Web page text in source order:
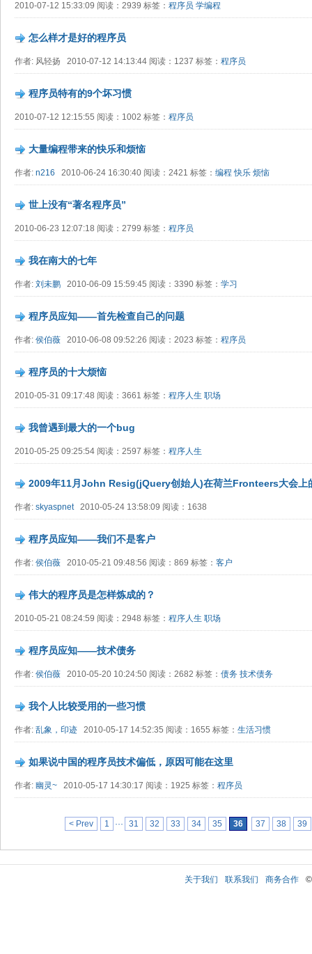
2010-07-12 15:33:09 阅读：2939 标签： 程序员 学编程
怎么样才是好的程序员
作者: 风轻扬 2010-07-12 14:13:44 阅读：1237 标签： 程序员
程序员特有的9个坏习惯
2010-07-12 12:15:55 阅读：1002 标签： 程序员
大量编程带来的快乐和烦恼
作者: n216 2010-06-24 16:30:40 阅读：2421 标签： 编程 快乐 烦恼
世上没有“著名程序员”
2010-06-23 12:07:18 阅读：2799 标签： 程序员
我在南大的七年
作者: 刘未鹏 2010-06-09 15:59:45 阅读：3390 标签： 学习
程序员应知——首先检查自己的问题
作者: 侯伯薇 2010-06-08 09:52:26 阅读：2023 标签： 程序员
程序员的十大烦恼
2010-05-31 09:17:48 阅读：3661 标签： 程序人生 职场
我曾遇到最大的一个bug
2010-05-25 09:25:54 阅读：2597 标签： 程序人生
2009年11月John Resig(jQuery创始人)在荷兰Fronteers大会上
作者: skyaspnet2010-05-24 13:58:09 阅读：1638
程序员应知——我们不是客户
作者: 侯伯薇 2010-05-21 09:48:56 阅读：869 标签： 客户
伟大的程序员是怎样炼成的？
2010-05-21 08:24:59 阅读：2948 标签： 程序人生 职场
程序员应知——技术债务
作者: 侯伯薇 2010-05-20 10:24:50 阅读：2682 标签： 债务 技术债务
我个人比较受用的一些习惯
作者: 乱象，印迹 2010-05-17 14:52:35 阅读：1655 标签： 生活习惯
如果说中国的程序员技术偏低，原因可能在这里
作者: 幽灵~ 2010-05-17 14:30:17 阅读：1925 标签： 程序员
< Prev 1 ··· 31 32 33 34 35 36 37 38 39
关于我们 联系我们 商务合作